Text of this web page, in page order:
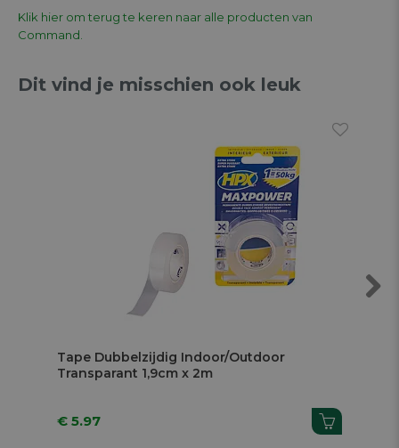
Klik hier om terug te keren naar alle producten van
Command.
Dit vind je misschien ook leuk
Tape Dubbelzijdig Indoor/Outdoor
Transparant 1,9cm x 2m
€ 5.97